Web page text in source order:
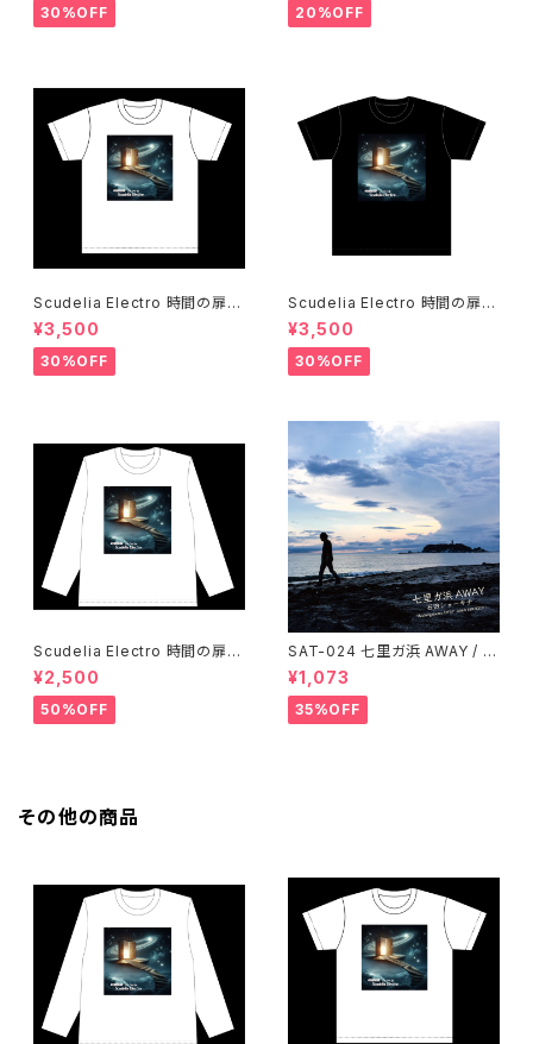
30%OFF 20%OFF
Scudelia Electro 時間の扉T
シャツ・半袖・ホワイト
¥3,500
30%OFF
Scudelia Electro 時間の扉T
シャツ・半袖・ブラック
¥3,500
30%OFF
Scudelia Electro 時間の扉T
シャツ・長袖・ホワイト
¥2,500
50%OFF
SAT-024 七里ガ浜 AWAY / 石
田ショーキチ
¥1,073
35%OFF
その他の商品